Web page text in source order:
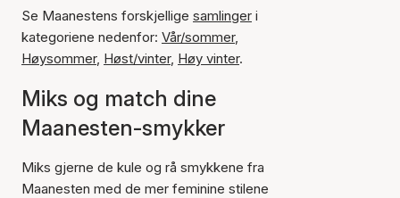
Se Maanestens forskjellige samlinger i
kategoriene nedenfor: Vår/sommer,
Høysommer, Høst/vinter, Høy vinter.
Miks og match dine
Maanesten-smykker
Miks gjerne de kule og rå smykkene fra
Maanesten med de mer feminine stilene